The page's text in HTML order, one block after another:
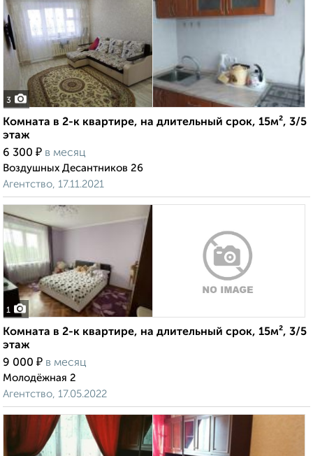
3
Комната в 2-к квартире, на длительный срок, 15м², 3/5
этаж
6 300 ₽ в месяц
Воздушных Десантников 26
Агентство, 17.11.2021
1
Комната в 2-к квартире, на длительный срок, 15м², 3/5
этаж
9 000 ₽ в месяц
Молодёжная 2
Агентство, 17.05.2022